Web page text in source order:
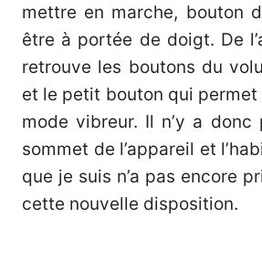
mettre en marche, bouton
être à portée de doigt. De
retrouve les boutons du
et le petit bouton qui
mode vibreur. Il n’y a donc
sommet de l’appareil et
que je suis n’a pas encore
cette nouvelle disposition.